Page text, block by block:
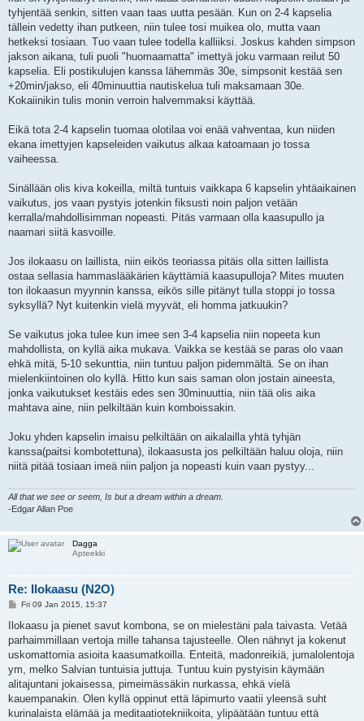
tyhjentää senkin, sitten vaan taas uutta pesään. Kun on 2-4 kapselia
tällein vedetty ihan putkeen, niin tulee tosi muikea olo, mutta vaan
hetkeksi tosiaan. Tuo vaan tulee todella kalliiksi. Joskus kahden simpson
jakson aikana, tuli puoli "huomaamatta" imettyä joku varmaan reilut 50
kapselia. Eli postikulujen kanssa lähemmäs 30e, simpsonit kestää sen
+20min/jakso, eli 40minuuttia nautiskelua tuli maksamaan 30e.
Kokaiinikin tulis monin verroin halvemmaksi käyttää.
Eikä tota 2-4 kapselin tuomaa olotilaa voi enää vahventaa, kun niiden
ekana imettyjen kapseleiden vaikutus alkaa katoamaan jo tossa
vaiheessa.
Sinällään olis kiva kokeilla, miltä tuntuis vaikkapa 6 kapselin yhtäaikainen
vaikutus, jos vaan pystyis jotenkin fiksusti noin paljon vetään
kerralla/mahdollisimman nopeasti. Pitäs varmaan olla kaasupullo ja
naamari siitä kasvoille.
Jos ilokaasu on laillista, niin eikös teoriassa pitäis olla sitten laillista
ostaa sellasia hammaslääkärien käyttämiä kaasupulloja? Mites muuten
ton ilokaasun myynnin kanssa, eikös sille pitänyt tulla stoppi jo tossa
syksyllä? Nyt kuitenkin vielä myyvät, eli homma jatkuukin?
Se vaikutus joka tulee kun imee sen 3-4 kapselia niin nopeeta kun
mahdollista, on kyllä aika mukava. Vaikka se kestää se paras olo vaan
ehkä mitä, 5-10 sekunttia, niin tuntuu paljon pidemmältä. Se on ihan
mielenkiintoinen olo kyllä. Hitto kun sais saman olon jostain aineesta,
jonka vaikutukset kestäis edes sen 30minuuttia, niin tää olis aika
mahtava aine, niin pelkiltään kuin komboissakin.
Joku yhden kapselin imaisu pelkiltään on aikalailla yhtä tyhjän
kanssa(paitsi kombotettuna), ilokaasusta jos pelkiltään haluu oloja, niin
niitä pitää tosiaan imeä niin paljon ja nopeasti kuin vaan pystyy...
All that we see or seem, Is but a dream within a dream.
-Edgar Allan Poe
Dagga
Apteekki
Re: Ilokaasu (N2O)
P
s
Fri 09 Jan 2015, 15:37
Ilokaasu ja pienet savut kombona, se on mielestäni pala taivasta. Vetää
parhaimmillaan vertoja mille tahansa tajusteelle. Olen nähnyt ja kokenut
uskomattomia asioita kaasumatkoilla. Enteitä, madonreikiä, jumalolentoja
ym, melko Salvian tuntuisia juttuja. Tuntuu kuin pystyisin käymään
alitajuntani jokaisessa, pimeimässäkin nurkassa, ehkä vielä
kauempanakin. Olen kyllä oppinut että läpimurto vaatii yleensä suht
kurinalaista elämää ja meditaatiotekniikoita, ylipäätään tuntuu että